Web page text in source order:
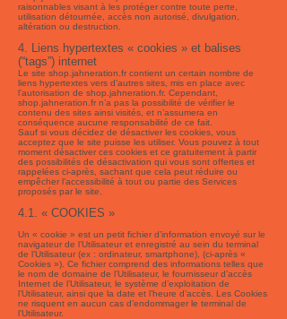
raisonnables visant à les protéger contre toute perte,
utilisation détournée, accès non autorisé, divulgation,
altération ou destruction.
4. Liens hypertextes « cookies » et balises
(“tags”) internet
Le site shop.jahneration.fr contient un certain nombre de
liens hypertextes vers d’autres sites, mis en place avec
l’autorisation de shop.jahneration.fr. Cependant,
shop.jahneration.fr n’a pas la possibilité de vérifier le
contenu des sites ainsi visités, et n’assumera en
conséquence aucune responsabilité de ce fait.
Sauf si vous décidez de désactiver les cookies, vous
acceptez que le site puisse les utiliser. Vous pouvez à tout
moment désactiver ces cookies et ce gratuitement à partir
des possibilités de désactivation qui vous sont offertes et
rappelées ci-après, sachant que cela peut réduire ou
empêcher l’accessibilité à tout ou partie des Services
proposés par le site.
4.1. « COOKIES »
Un « cookie » est un petit fichier d’information envoyé sur le
navigateur de l’Utilisateur et enregistré au sein du terminal
de l’Utilisateur (ex : ordinateur, smartphone), (ci-après «
Cookies »). Ce fichier comprend des informations telles que
le nom de domaine de l’Utilisateur, le fournisseur d’accès
Internet de l’Utilisateur, le système d’exploitation de
l’Utilisateur, ainsi que la date et l’heure d’accès. Les Cookies
ne risquent en aucun cas d’endommager le terminal de
l’Utilisateur.